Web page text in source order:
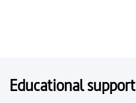
Educational support